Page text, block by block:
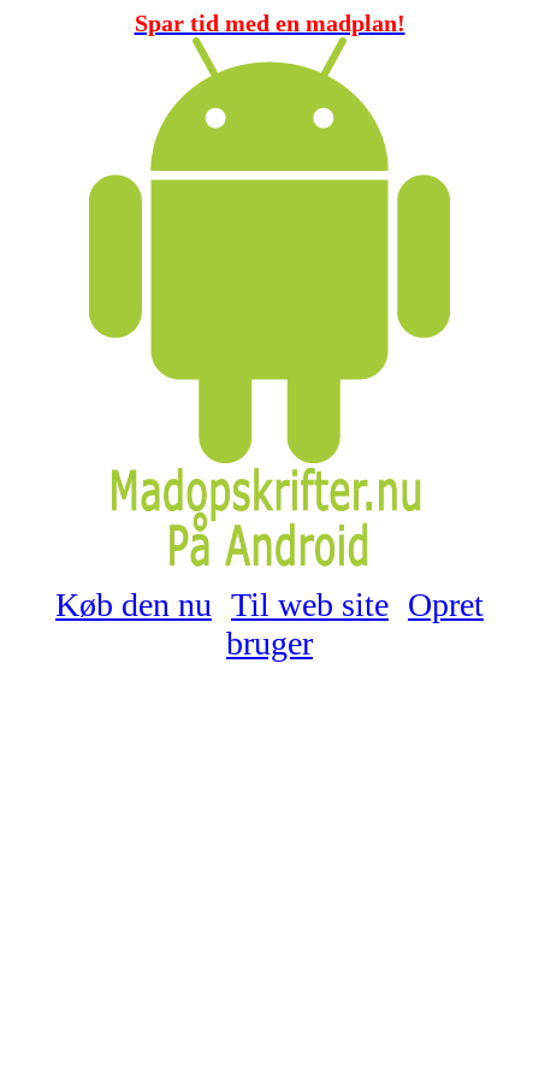
Spar tid med en madplan!
Køb den nu Til web site Opret
bruger